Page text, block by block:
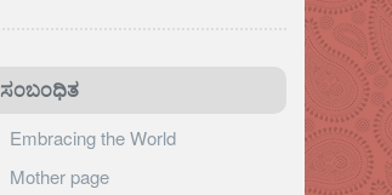
ಸಂಬಂಧಿತ
Embracing the World
Mother page